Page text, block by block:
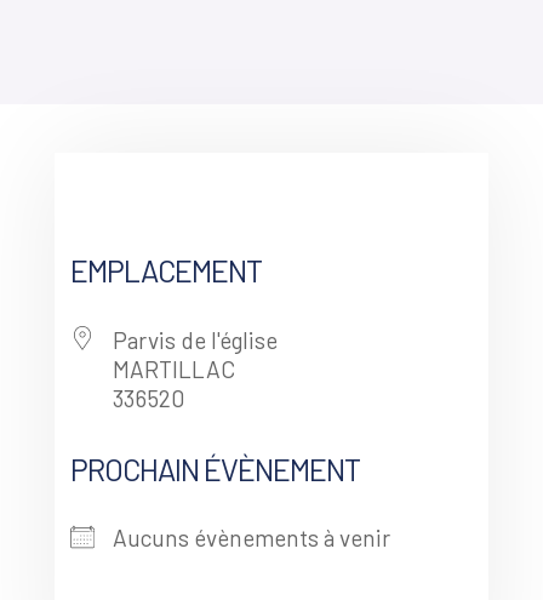
EMPLACEMENT
Parvis de l'église
MARTILLAC
336520
PROCHAIN ÉVÈNEMENT
Aucuns évènements à venir